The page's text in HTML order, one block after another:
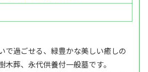
で過ごせる、緑豊かな美しい癒しの
木葬、永代供養付一般墓です。